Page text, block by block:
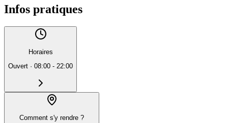
Infos pratiques
Horaires
Ouvert · 08:00 - 22:00
Comment s'y rendre ?